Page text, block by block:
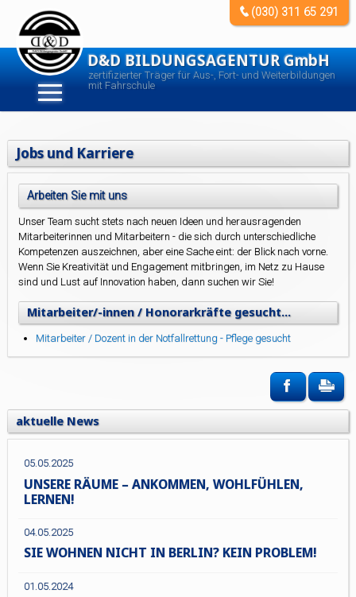
D&D BILDUNGSAGENTUR GmbH
zertifizierter Träger für Aus-, Fort- und Weiterbildungen
mit Fahrschule
(030) 311 65 291
Jobs und Karriere
Arbeiten Sie mit uns
Unser Team sucht stets nach neuen Ideen und herausragenden
Mitarbeiterinnen und Mitarbeitern - die sich durch unterschiedliche
Kompetenzen auszeichnen, aber eine Sache eint: der Blick nach vorne.
Wenn Sie Kreativität und Engagement mitbringen, im Netz zu Hause
sind und Lust auf Innovation haben, dann suchen wir Sie!
Mitarbeiter/-innen / Honorarkräfte gesucht...
Mitarbeiter / Dozent in der Notfallrettung - Pflege gesucht
aktuelle News
05.05.2025
UNSERE RÄUME – ANKOMMEN, WOHLFÜHLEN,
LERNEN!
04.05.2025
SIE WOHNEN NICHT IN BERLIN? KEIN PROBLEM!
01.05.2024